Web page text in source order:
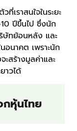
เราสนใจในระยะ
10 ปีขึ้นไป ซึ่งนัก
ษัทย้อนหลัง และ
นอนาคต เพราะนัก
สร้างมูลค่าและ
าวได้
กหุ้นไทย